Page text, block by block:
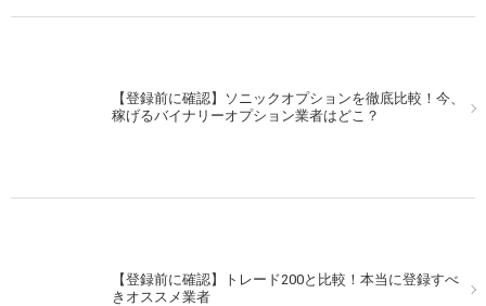
【登録前に確認】ソニックオプションを徹底比較！今、
稼げるバイナリーオプション業者はどこ？
【登録前に確認】トレード200と比較！本当に登録すべ
きオススメ業者